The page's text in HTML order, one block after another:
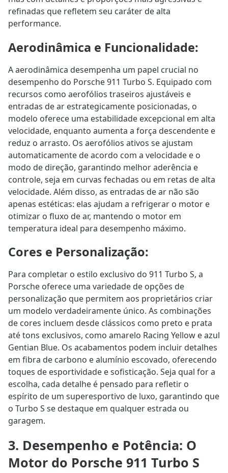
refinadas que refletem seu caráter de alta
performance.
Aerodinâmica e Funcionalidade:
A aerodinâmica desempenha um papel crucial no
desempenho do Porsche 911 Turbo S. Equipado com
recursos como aerofólios traseiros ajustáveis e
entradas de ar estrategicamente posicionadas, o
modelo oferece uma estabilidade excepcional em alta
velocidade, enquanto aumenta a força descendente e
reduz o arrasto. Os aerofólios ativos se ajustam
automaticamente de acordo com a velocidade e o
modo de direção, garantindo melhor aderência e
controle, seja em curvas fechadas ou em retas de alta
velocidade. Além disso, as entradas de ar não são
apenas estéticas: elas ajudam a refrigerar o motor e
otimizar o fluxo de ar, mantendo o motor em
temperatura ideal para desempenho máximo.
Cores e Personalização:
Para completar o estilo exclusivo do 911 Turbo S, a
Porsche oferece uma variedade de opções de
personalização que permitem aos proprietários criar
um modelo verdadeiramente único. As combinações
de cores incluem desde clássicos como preto e prata
até tons exclusivos, como amarelo Racing Yellow e azul
Gentian Blue. Os acabamentos podem incluir detalhes
em fibra de carbono e alumínio escovado, oferecendo
toques de esportividade e sofisticação. Seja qual for a
escolha, cada detalhe é pensado para refletir o
espírito de um superesportivo de luxo, garantindo que
o Turbo S se destaque em qualquer estrada ou
garagem.
3. Desempenho e Potência: O
Motor do Porsche 911 Turbo S